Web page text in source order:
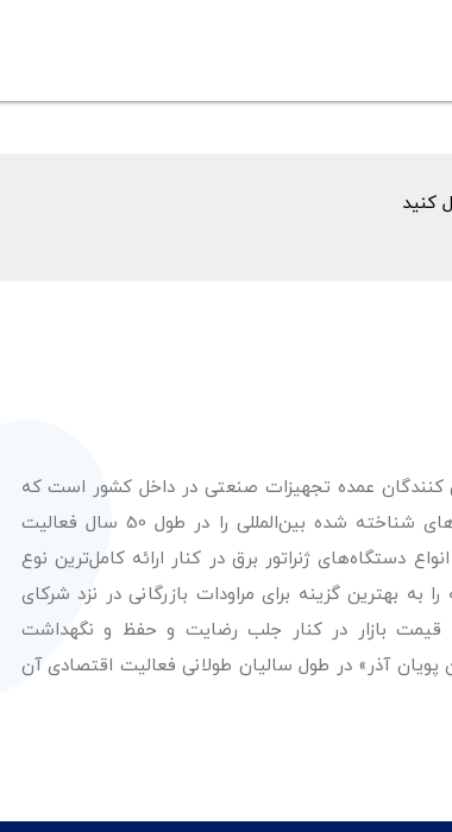
کنید
کنندگان عمده تجهیزات صنعتی در داخل کشور است که
عرضه با کیفیت‌ترین محصولات از معتبرترین برندهای شناخته شده بین‌المللی را در طول 50 سال فعالیت
دستگاه‌های ژنراتور برق در کنار ارائه کامل‌ترین نوع
بهترین گزینه برای مراودات بازرگانی در نزد شرکای
قیمت بازار در کنار جلب رضایت و حفظ و نگهداشت
پویان آذر» در طول سالیان طولانی فعالیت اقتصادی آن